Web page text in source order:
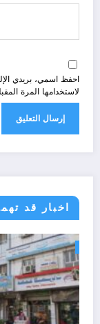
احفظ اسمي، بريدي
لاستخدامها المرة
اخبار قد
أحوال عربية